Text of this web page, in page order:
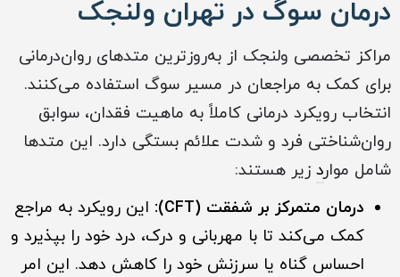
درمان سوگ در تهران ولنجک
مراکز تخصصی ولنجک از به‌روزترین متدهای روان‌درمانی
برای کمک به مراجعان در مسیر سوگ استفاده می‌کنند.
انتخاب رویکرد درمانی کاملاً به ماهیت فقدان، سوابق
روان‌شناختی فرد و شدت علائم بستگی دارد. این متدها
شامل موارد زیر هستند:
درمان متمرکز بر شفقت (CFT):
این رویکرد به مراجع
کمک می‌کند تا با مهربانی و درک، درد خود را بپذیرد و
احساس گناه یا سرزنش خود را کاهش دهد. این امر